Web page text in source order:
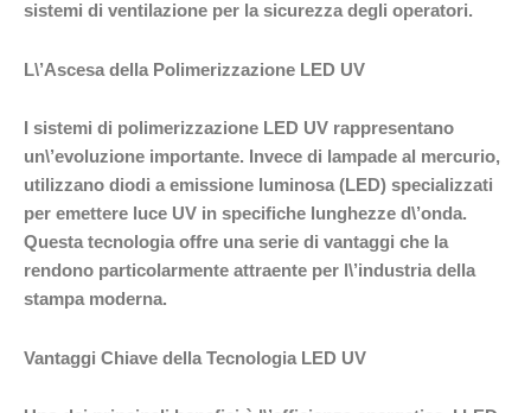
sistemi di ventilazione per la sicurezza degli operatori.
L\’Ascesa della Polimerizzazione LED UV
I sistemi di polimerizzazione LED UV rappresentano
un\’evoluzione importante. Invece di lampade al mercurio,
utilizzano diodi a emissione luminosa (LED) specializzati
per emettere luce UV in specifiche lunghezze d\’onda.
Questa tecnologia offre una serie di vantaggi che la
rendono particolarmente attraente per l\’industria della
stampa moderna.
Vantaggi Chiave della Tecnologia LED UV